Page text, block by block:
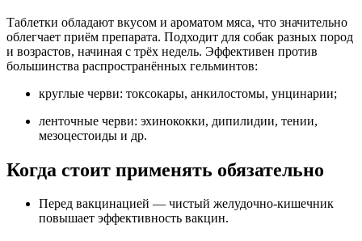
Таблетки обладают вкусом и ароматом мяса, что значительно
облегчает приём препара­та. Подходит для собак разных пород
и возрастов, начиная с трёх недель. Эффективен против
большинства распространённых гельминтов:
круглые черви: токсокары, анкилостомы, унцинарии;
ленточные черви: эхинококки, дипилидии, тении,
мезоцестоиды и др.
Когда стоит применять обязательно
Перед вакцинацией — чистый желудочно-кишечник
повышает эффективность вакцин.